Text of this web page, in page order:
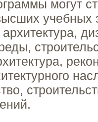
могут
учебных